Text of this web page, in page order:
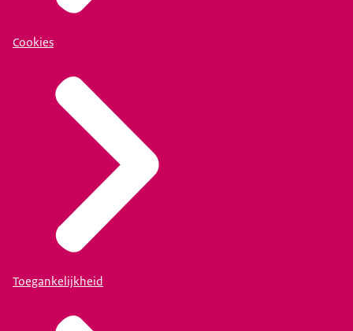
Cookies
Toegankelijkheid